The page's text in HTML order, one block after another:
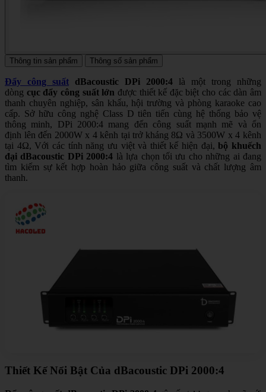
Thông tin sản phẩm Thông số sản phẩm
Đẩy công suất dBacoustic DPi 2000:4 là một trong những
dòng cục đẩy công suất lớn được thiết kế đặc biệt cho các dàn âm
thanh chuyên nghiệp, sân khấu, hội trường và phòng karaoke cao
cấp. Sở hữu công nghệ Class D tiên tiến cùng hệ thống bảo vệ
thông minh, DPi 2000:4 mang đến công suất mạnh mẽ và ổn
định lên đến 2000W x 4 kênh tại trở kháng 8Ω và 3500W x 4 kênh
tại 4Ω, Với các tính năng ưu việt và thiết kế hiện đại,bộ khuếch
đại dBacoustic DPi 2000:4 là lựa chọn tối ưu cho những ai đang
tìm kiếm sự kết hợp hoàn hảo giữa công suất và chất lượng âm
thanh.
Thiết Kế Nổi Bật Của dBacoustic DPi 2000:4